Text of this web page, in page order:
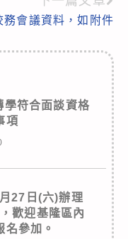
會議資料，如附件
學符合面談資格
項
27日(六)辦理
歡迎基隆區內
名參加。